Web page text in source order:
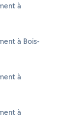
à
à Bois-
à
à